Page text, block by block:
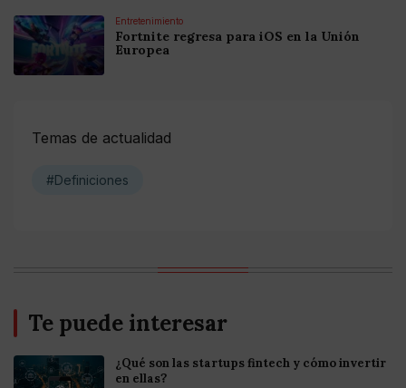
Entretenimiento
Fortnite regresa para iOS en la Unión
Europea
Temas de actualidad
#Definiciones
Te puede interesar
¿Qué son las startups fintech y cómo invertir
en ellas?